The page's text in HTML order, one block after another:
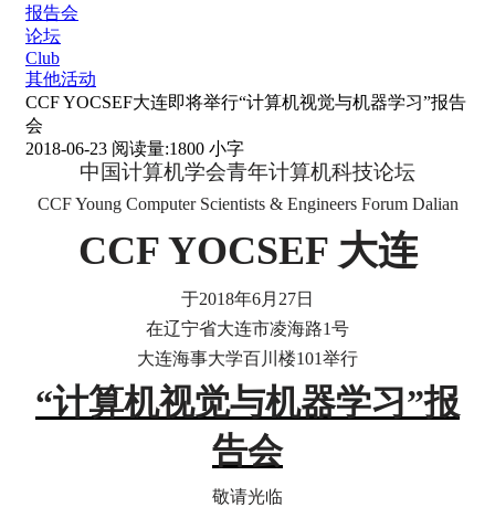
报告会
论坛
Club
其他活动
CCF YOCSEF大连即将举行“计算机视觉与机器学习”报告
会
2018-06-23 阅读量:1800 小字
中国计算机学会青年计算机科技论坛
CCF Young Computer Scientists & Engineers Forum Dalian
CCF YOCSEF 大连
于2018年6月 27日
在辽宁省大连市凌海路1号
大连海事大学百川楼101举行
“计算机视觉与机器学习”报
告会
敬请光临